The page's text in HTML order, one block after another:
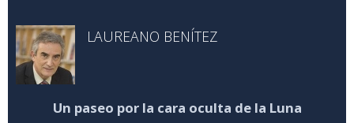
LAUREANO BENÍTEZ
Un paseo por la cara oculta de la Luna